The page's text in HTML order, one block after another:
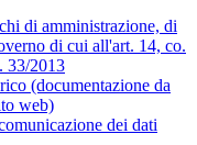
di amministrazione, di
di cui all'art. 14, co.
33/2013
(documentazione da
web)
dei dati